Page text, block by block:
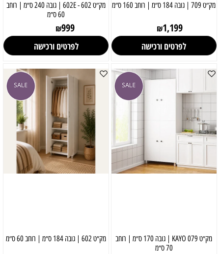
מק״ט 709 | גובה 184 ס״מ | רוחב 160 ס״מ
₪1,199
לפרטים ורכישה
מק״ט 602 - 602E | גובה 240 ס״מ | רוחב
60 ס״מ
₪999
לפרטים ורכישה
מק״ט 079 KAYO | גובה 170 ס״מ | רוחב
70 ס״מ
מק״ט 602 | גובה 184 ס״מ | רוחב 60 ס״מ